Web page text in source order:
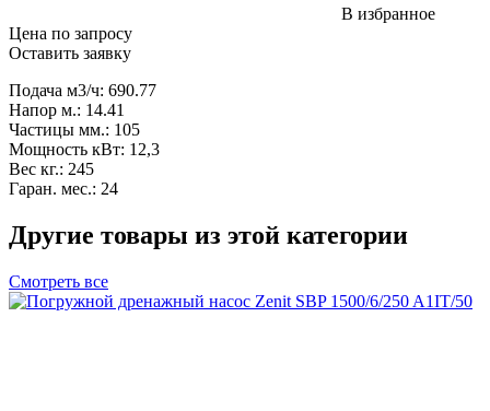
В избранное
Цена по запросу
Оставить заявку
Подача м3/ч: 690.77
Напор м.: 14.41
Частицы мм.: 105
Мощность кВт: 12,3
Вес кг.: 245
Гаран. мес.: 24
Другие товары из этой категории
Смотреть все